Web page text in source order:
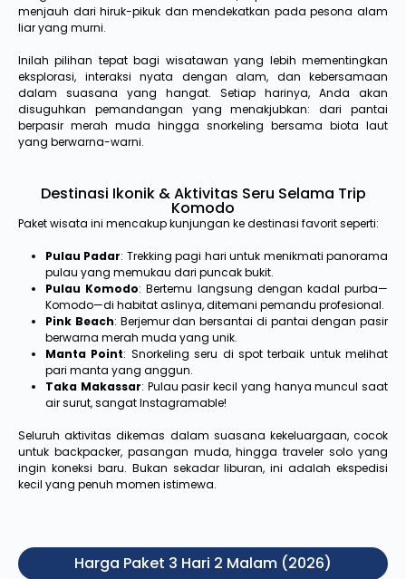
menjauh dari hiruk-pikuk dan mendekatkan pada pesona alam
liar yang murni.
Inilah pilihan tepat bagi wisatawan yang lebih mementingkan
eksplorasi, interaksi nyata dengan alam, dan kebersamaan
dalam suasana yang hangat. Setiap harinya, Anda akan
disuguhkan pemandangan yang menakjubkan: dari pantai
berpasir merah muda hingga snorkeling bersama biota laut
yang berwarna-warni.
Destinasi Ikonik & Aktivitas Seru Selama Trip
Komodo
Paket wisata ini mencakup kunjungan ke destinasi favorit seperti:
Pulau Padar: Trekking pagi hari untuk menikmati panorama
pulau yang memukau dari puncak bukit.
Pulau Komodo: Bertemu langsung dengan kadal purba—
Komodo—di habitat aslinya, ditemani pemandu profesional.
Pink Beach: Berjemur dan bersantai di pantai dengan pasir
berwarna merah muda yang unik.
Manta Point: Snorkeling seru di spot terbaik untuk melihat
pari manta yang anggun.
Taka Makassar: Pulau pasir kecil yang hanya muncul saat
air surut, sangat Instagramable!
Seluruh aktivitas dikemas dalam suasana kekeluargaan, cocok
untuk backpacker, pasangan muda, hingga traveler solo yang
ingin koneksi baru. Bukan sekadar liburan, ini adalah ekspedisi
kecil yang penuh momen istimewa.
Harga Paket 3 Hari 2 Malam (2026)